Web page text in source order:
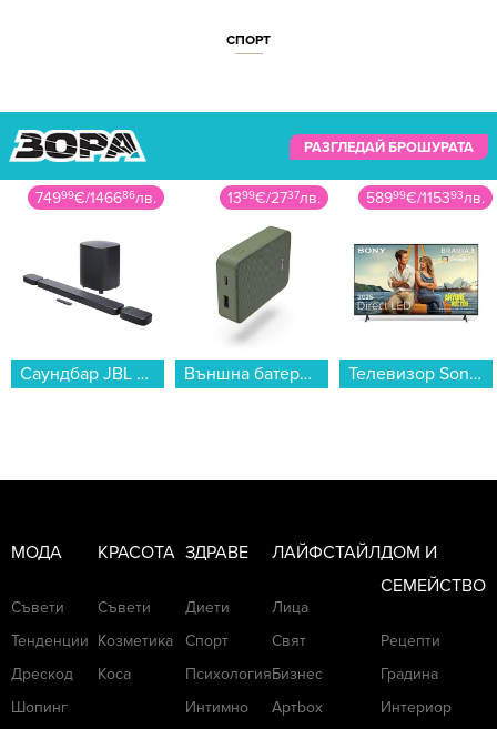
СПОРТ
РАЗГЛЕДАЙ БРОШУРАТА
74999€/146686лв.
Саундбар JBL BAR 800 JBLBAR800M2BLKEP...
1399€/2737лв.
Външна батерия Hama 201713, "Colour 10" зелена 10000 mAh...
58999€/115393лв.
Телевизор Sony K50S35B , 126 см, 3840x2160 UHD-4K , 50 inch, Android , LED , Smart TV...
МОДА
Съвети
Тенденции
Дрескод
Шопинг
КРАСОТА
Съвети
Козметика
Коса
ЗДРАВЕ
Диети
Спорт
Психология
Интимно
ЛАЙФСТАЙЛ
Лица
Свят
Бизнес
Артbox
ДОМ И
СЕМЕЙСТВО
Рецепти
Градина
Интериор